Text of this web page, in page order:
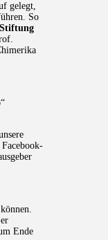
gelegt,
So
Ende